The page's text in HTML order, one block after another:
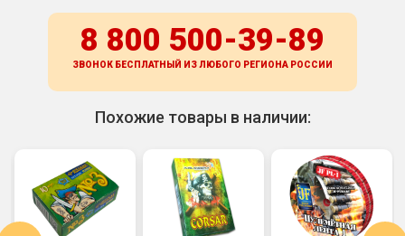
8 800 500-39-89
ЗВОНОК БЕСПЛАТНЫЙ ИЗ ЛЮБОГО РЕГИОНА РОССИИ
Похожие товары в наличии: